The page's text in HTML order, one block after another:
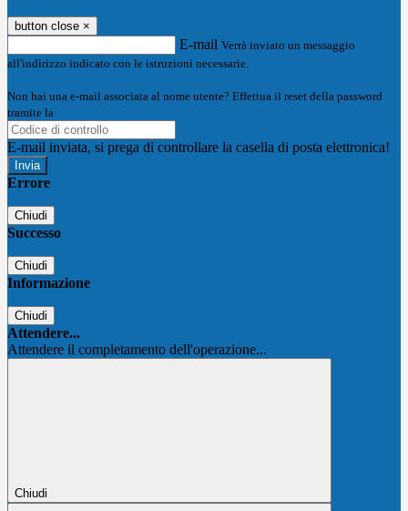
button close ×
E-mail Verrà inviato un messaggio
all'indirizzo indicato con le istruzioni necessarie.
Non hai una e-mail associata al nome utente? Effettua il reset della password
tramite la
E-mail inviata, si prega di controllare la casella di posta elettronica!
Errore
Chiudi
Successo
Chiudi
Informazione
Chiudi
Attendere...
Attendere il completamento dell'operazione...
Chiudi